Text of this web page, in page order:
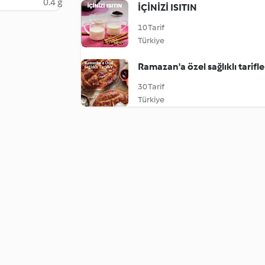
İÇİNİZİ ISITIN
10 Tarif
Türkiye
Ramazan'a özel sağlıklı
30 Tarif
Türkiye